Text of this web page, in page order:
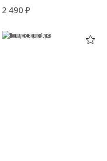
2 490 ₽